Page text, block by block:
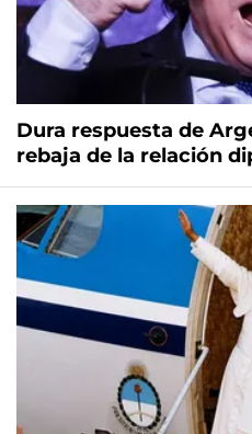
Dura respuesta de
rebaja de la relación